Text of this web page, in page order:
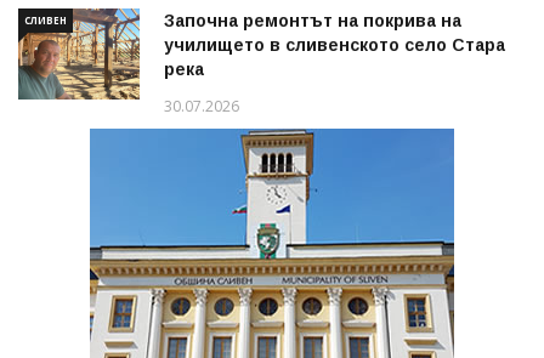
СЛИВЕН
Започна ремонтът на покрива на
училището в сливенското село Стара
река
30.07.2026